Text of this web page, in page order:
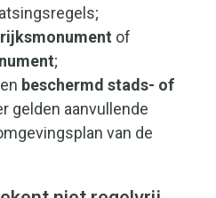
rijksmonument of
;
beschermd stads- of
gelden aanvullende
van de